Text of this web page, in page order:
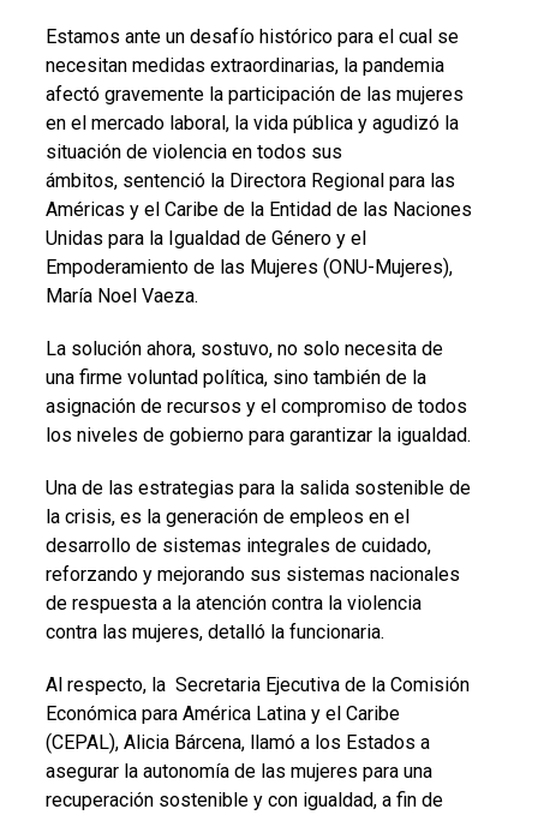
Estamos ante un desafío histórico para el cual se
necesitan medidas extraordinarias, la pandemia
afectó gravemente la participación de las mujeres
en el mercado laboral, la vida pública y agudizó la
situación de violencia en todos sus
ámbitos, sentenció la Directora Regional para las
Américas y el Caribe de la Entidad de las Naciones
Unidas para la Igualdad de Género y el
Empoderamiento de las Mujeres (ONU-Mujeres),
María Noel Vaeza.
La solución ahora, sostuvo, no solo necesita de
una firme voluntad política, sino también de la
asignación de recursos y el compromiso de todos
los niveles de gobierno para garantizar la igualdad.
Una de las estrategias para la salida sostenible de
la crisis, es la generación de empleos en el
desarrollo de sistemas integrales de cuidado,
reforzando y mejorando sus sistemas nacionales
de respuesta a la atención contra la violencia
contra las mujeres, detalló la funcionaria.
Al respecto, la Secretaria Ejecutiva de la Comisión
Económica para América Latina y el Caribe
(CEPAL), Alicia Bárcena, llamó a los Estados a
asegurar la autonomía de las mujeres para una
recuperación sostenible y con igualdad, a fin de